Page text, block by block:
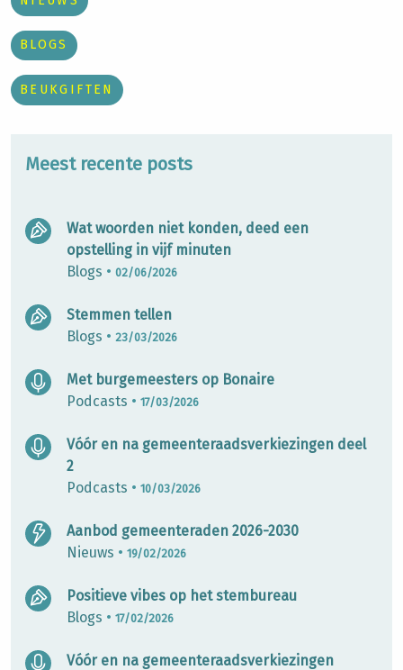
BLOGS
BEUKGIFTEN
Meest recente posts
Wat woorden niet konden, deed een
opstelling in vijf minuten
Blogs • 02/06/2026
Stemmen tellen
Blogs • 23/03/2026
Met burgemeesters op Bonaire
Podcasts • 17/03/2026
Vóór en na gemeenteraadsverkiezingen deel
2
Podcasts • 10/03/2026
Aanbod gemeenteraden 2026-2030
Nieuws • 19/02/2026
Positieve vibes op het stembureau
Blogs • 17/02/2026
Vóór en na gemeenteraadsverkiezingen